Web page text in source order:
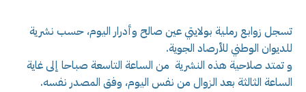
تسجل زوابع رملية بولايتي عين صالح وأدرار اليوم، حسب نشرية
للديوان الوطني للأرصاد الجوية.
و تمتد صلاحية هذه النشرية من الساعة التاسعة صباحا إلى غاية
الساعة الثالثة بعد الزوال من نفس اليوم، وفق المصدر نفسه.